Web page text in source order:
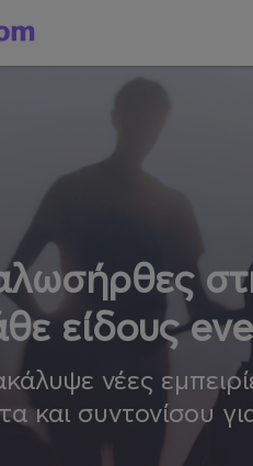
είδους
νέες
και συντονίσου